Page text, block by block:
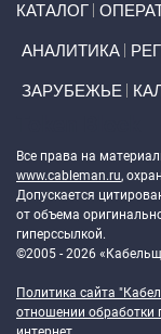
КАТАЛОГ
АНАЛИТИКА
ЗАРУБЕЖЬЕ
Все права на
www.cableman.ru,
Допускается
от объема
гиперссылкой.
©2005 - 2026
Политика сайта
отношении обработки